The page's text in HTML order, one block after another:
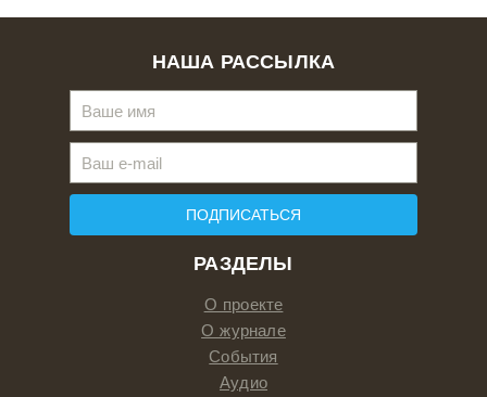
РАЗДЕЛЫ
О проекте
О журнале
События
Аудио
НАША РАССЫЛКА
ПОДПИСАТЬСЯ